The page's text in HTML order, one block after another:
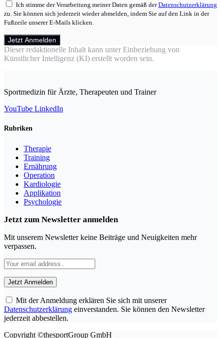
Ich stimme der Verarbeitung meiner Daten gemäß derDatenschutzerklärung
zu. Sie können sich jederzeit wieder abmelden, indem Sie auf den Link in der
Fußzeile unserer E-Mails klicken.
Jetzt Anmelden
Dieser redaktionelle Inhalt kann unter Einbeziehung von
Künstlicher Intelligenz (KI) erstellt worden sein.
Sportmedizin für Ärzte, Therapeuten und Trainer
YouTube LinkedIn
Rubriken
Therapie
Training
Ernährung
Operation
Kardiologie
Applikation
Psychologie
Jetzt zum Newsletter anmelden
Mit unserem Newsletter keine Beiträge und Neuigkeiten mehr
verpassen.
Mit der Anmeldung erklären Sie sich mit unserer
Datenschutzerklärung einverstanden. Sie können den Newsletter
jederzeit abbestellen.
Copyright ©thesportGroup GmbH